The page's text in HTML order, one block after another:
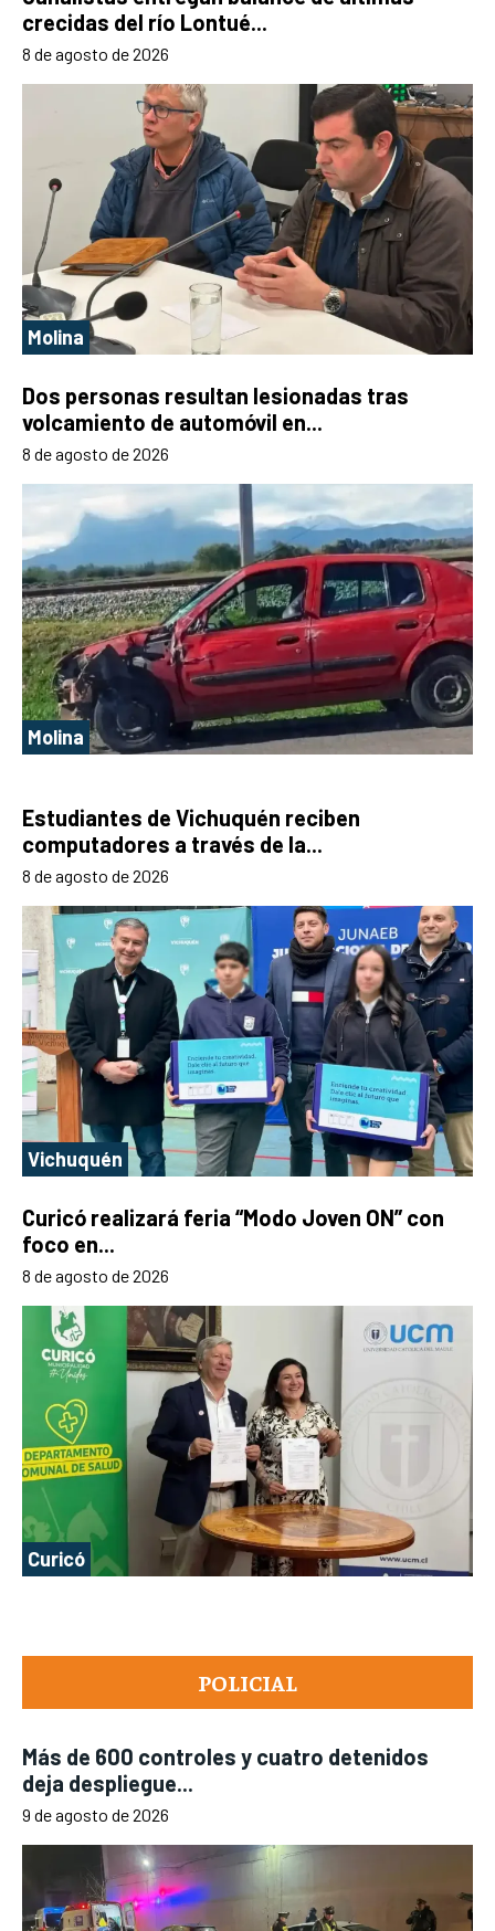
POLICIAL
Más de 600 controles y cuatro detenidos
deja despliegue...
9 de agosto de 2026
crecidas del río Lontué...
8 de agosto de 2026
Molina
Dos personas resultan lesionadas tras
volcamiento de automóvil en...
8 de agosto de 2026
Molina
Estudiantes de Vichuquén reciben
computadores a través de la...
8 de agosto de 2026
Vichuquén
Curicó realizará feria “Modo Joven ON” con
foco en...
8 de agosto de 2026
Curicó